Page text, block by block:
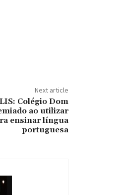
Next article
Colégio Dom
ao utilizar
ensinar língua
portuguesa